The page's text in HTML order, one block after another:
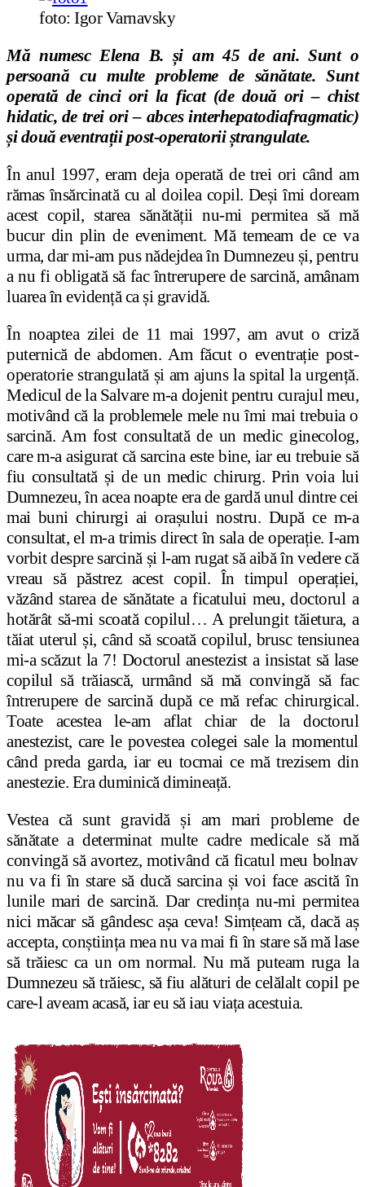
foto: Igor Varnavsky
Mă numesc Elena B. și am 45 de ani. Sunt o
persoană cu multe probleme de sănătate. Sunt
operată de cinci ori la ficat (de două ori – chist
hidatic, de trei ori – abces interhepatodiafragmatic)
și două eventrații post-operatorii ștrangulate.
În anul 1997, eram deja operată de trei ori când am
rămas însărcinată cu al doilea copil. Deși îmi doream
acest copil, starea sănătății nu-mi permitea să mă
bucur din plin de eveniment. Mă temeam de ce va
urma, dar mi-am pus nădejdea în Dumnezeu și, pentru
a nu fi obligată să fac întrerupere de sarcină, amânam
luarea în evidență ca și gravidă.
În noaptea zilei de 11 mai 1997, am avut o criză
puternică de abdomen. Am făcut o eventrație post-
operatorie strangulată și am ajuns la spital la urgență.
Medicul de la Salvare m-a dojenit pentru curajul meu,
motivând că la problemele mele nu îmi mai trebuia o
sarcină. Am fost consultată de un medic ginecolog,
care m-a asigurat că sarcina este bine, iar eu trebuie să
fiu consultată și de un medic chirurg. Prin voia lui
Dumnezeu, în acea noapte era de gardă unul dintre cei
mai buni chirurgi ai orașului nostru. După ce m-a
consultat, el m-a trimis direct în sala de operație. I-am
vorbit despre sarcină și l-am rugat să aibă în vedere că
vreau să păstrez acest copil. În timpul operației,
văzând starea de sănătate a ficatului meu, doctorul a
hotărât să-mi scoată copilul… A prelungit tăietura, a
tăiat uterul și, când să scoată copilul, brusc tensiunea
mi-a scăzut la 7! Doctorul anestezist a insistat să lase
copilul să trăiască, urmând să mă convingă să fac
întrerupere de sarcină după ce mă refac chirurgical.
Toate acestea le-am aflat chiar de la doctorul
anestezist, care le povestea colegei sale la momentul
când preda garda, iar eu tocmai ce mă trezisem din
anestezie. Era duminică dimineață.
Vestea că sunt gravidă și am mari probleme de
sănătate a determinat multe cadre medicale să mă
convingă să avortez, motivând că ficatul meu bolnav
nu va fi în stare să ducă sarcina și voi face ascită în
lunile mari de sarcină. Dar credința nu-mi permitea
nici măcar să gândesc așa ceva! Simțeam că, dacă aș
accepta, conștiința mea nu va mai fi în stare să mă lase
să trăiesc ca un om normal. Nu mă puteam ruga la
Dumnezeu să trăiesc, să fiu alături de celălalt copil pe
care-l aveam acasă, iar eu să iau viața acestuia.